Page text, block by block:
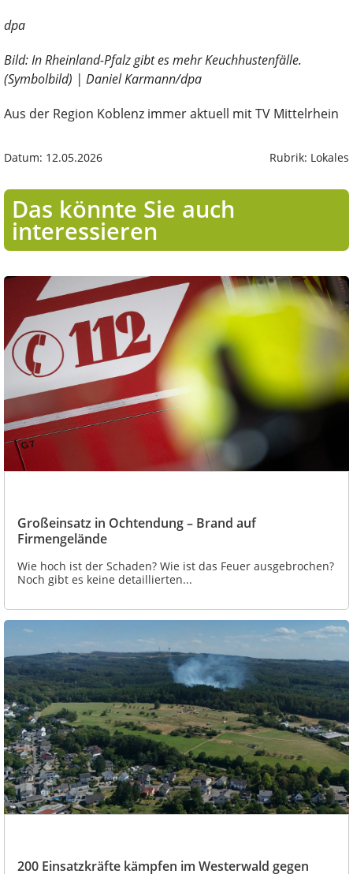
dpa
Bild: In Rheinland-Pfalz gibt es mehr Keuchhustenfälle.
(Symbolbild) | Daniel Karmann/dpa
Aus der Region Koblenz immer aktuell mit TV Mittelrhein
Datum: 12.05.2026 Rubrik: Lokales
Das könnte Sie auch
interessieren
Großeinsatz in Ochtendung – Brand auf
Firmengelände
Wie hoch ist der Schaden? Wie ist das Feuer ausgebrochen?
Noch gibt es keine detaillierten...
200 Einsatzkräfte kämpfen im Westerwald gegen